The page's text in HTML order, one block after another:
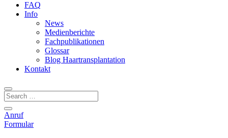
FAQ
Info
News
Medienberichte
Fachpublikationen
Glossar
Blog Haartransplantation
Kontakt
Anruf
Formular